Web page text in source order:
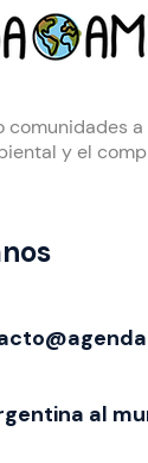
comunidades
y el
al